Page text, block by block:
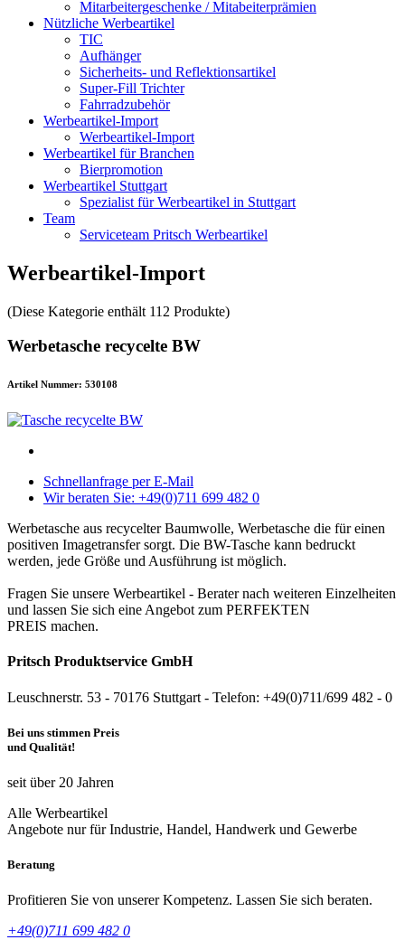
Mitarbeitergeschenke / Mitabeiterprämien
Nützliche Werbeartikel
TIC
Aufhänger
Sicherheits- und Reflektionsartikel
Super-Fill Trichter
Fahrradzubehör
Werbeartikel-Import
Werbeartikel-Import
Werbeartikel für Branchen
Bierpromotion
Werbeartikel Stuttgart
Spezialist für Werbeartikel in Stuttgart
Team
Serviceteam Pritsch Werbeartikel
Werbeartikel-Import
(Diese Kategorie enthält 112 Produkte)
Werbetasche recycelte BW
Artikel Nummer: 530108
Schnellanfrage per E-Mail
Wir beraten Sie: +49(0)711 699 482 0
Werbetasche aus recycelter Baumwolle, Werbetasche die für einen
positiven Imagetransfer sorgt. Die BW-Tasche kann bedruckt
werden, jede Größe und Ausführung ist möglich.
Fragen Sie unsere Werbeartikel - Berater nach weiteren Einzelheiten
und lassen Sie sich eine Angebot zum PERFEKTEN
PREIS machen.
Pritsch Produktservice GmbH
Leuschnerstr. 53 - 70176 Stuttgart - Telefon: +49(0)711/699 482 - 0
Bei uns stimmen Preis
und Qualität!
seit über 20 Jahren
Alle Werbeartikel
Angebote nur für Industrie, Handel, Handwerk und Gewerbe
Beratung
Profitieren Sie von unserer Kompetenz. Lassen Sie sich beraten.
+49(0)711 699 482 0